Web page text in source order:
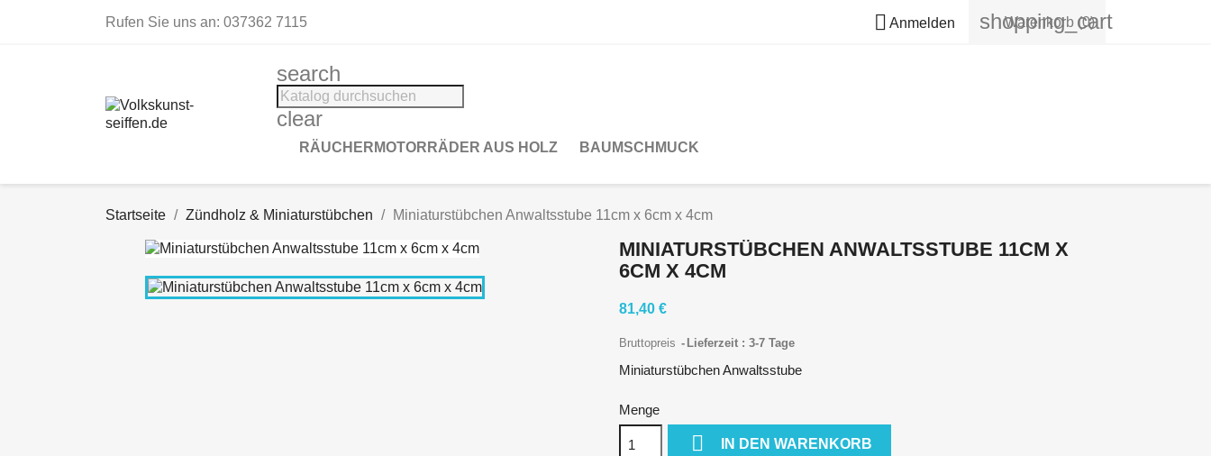
Rufen Sie uns an: 037362 7115  Anmelden shopping_cart
Warenkorb (0)
search
clear
RÄUCHERMOTORRÄDER AUS HOLZ BAUMSCHMUCK
Startseite Zündholz & Miniaturstübchen Miniaturstübchen Anwaltsstube 11cm x 6cm x 4cm
MINIATURSTÜBCHEN ANWALTSSTUBE 11CM X
6CM X 4CM
81,40 €
Bruttopreis Lieferzeit : 3-7 Tage
Miniaturstübchen Anwaltsstube
Menge
 IN DEN WARENKORB